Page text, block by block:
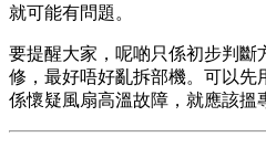
就可能有問題。
要提醒大家，呢啲只係初步判斷
修，最好唔好亂拆部機。可以先
係懷疑風扇高溫故障，就應該搵